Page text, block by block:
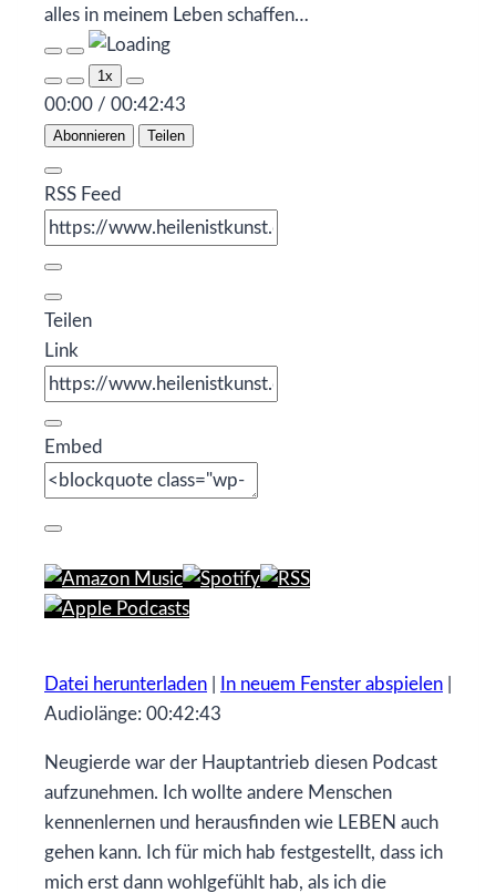
alles in meinem Leben schaffen…
Play
Episode
Pause
Episode
1x
00:00 / 00:42:43
Abonnieren Teilen
RSS Feed
Teilen
Link
Embed
Datei herunterladen In neuem Fenster abspielen
Audiolänge: 00:42:43
Neugierde war der Hauptantrieb diesen Podcast
aufzunehmen. Ich wollte andere Menschen
kennenlernen und herausfinden wie LEBEN auch
gehen kann. Ich für mich hab festgestellt, dass ich
mich erst dann wohlgefühlt hab, als ich die